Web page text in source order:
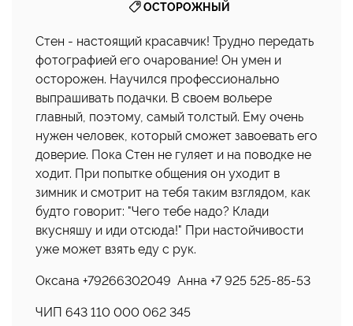
ОСТОРОЖНЫЙ
Стен - настоящий красавчик! Трудно передать
фотографией его очарование! Он умен и
осторожен. Научился профессионально
выпрашивать подачки. В своем вольере
главный, поэтому, самый толстый. Ему очень
нужен человек, который сможет завоевать его
доверие. Пока Стен не гуляет и на поводке не
ходит. При попытке общения он уходит в
зимник и смотрит на тебя таким взглядом, как
будто говорит: "Чего тебе надо? Клади
вкусняшу и иди отсюда!" При настойчивости
уже может взять еду с рук.
Оксана +79266302049 Анна +7 925 525-85-53
ЧИП 643 110 000 062 345